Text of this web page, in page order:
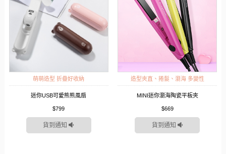
萌萌造型 折疊好收納
迷你USB可愛熊熊風扇
$799
貨到通知
造型夾直、捲髮、瀏海 多變性
MINI迷你瀏海陶瓷平板夾
$669
貨到通知